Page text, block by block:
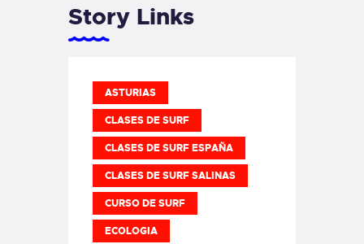
Story Links
ASTURIAS
CLASES DE SURF
CLASES DE SURF ESPAÑA
CLASES DE SURF SALINAS
CURSO DE SURF
ECOLOGIA